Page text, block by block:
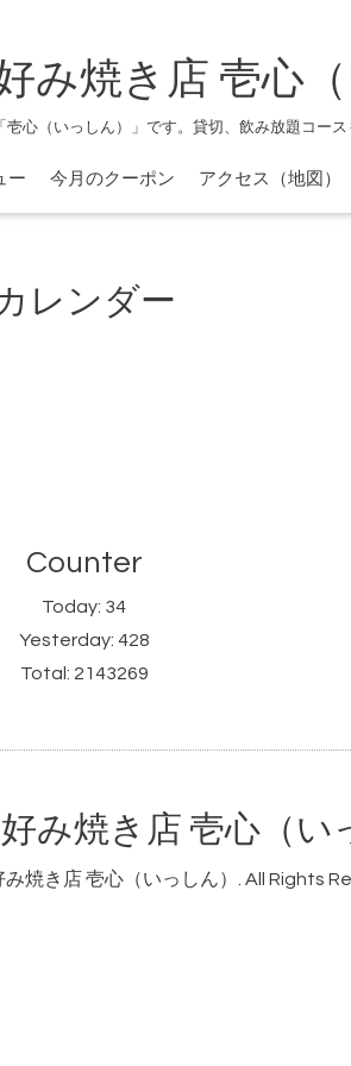
み焼き店 壱心（
心（いっしん）」です。貸切、飲み放題コース
ー 今月のクーポン アクセス（地図）
レンダー
Counter
Today: 34
Yesterday: 428
Total: 2143269
み焼き店 壱心（い
焼き店 壱心（いっしん） . All Rights